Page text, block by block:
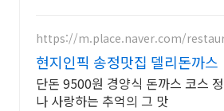
https://m.place.naver.com/
현지인픽 송정맛집 델리돈까스
단돈 9500원 경양식 돈까스 코스
나 사랑하는 추억의 그 맛